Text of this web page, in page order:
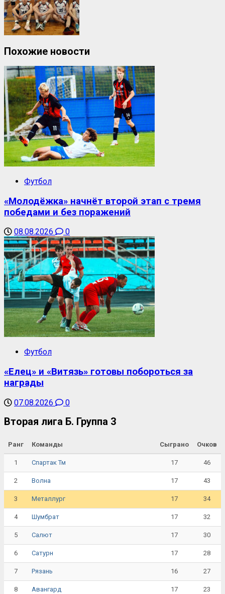
Похожие новости
Футбол
«Молодёжка» начнёт второй этап с тремя
победами и без поражений
08.08.2026 0
Футбол
«Елец» и «Витязь» готовы побороться за
награды
07.08.2026 0
Вторая лига Б. Группа 3
Ранг Команды Сыграно Очков
1 Спартак Тм 17 46
2 Волна 17 43
3 Металлург 17 34
4 Шумбрат 17 32
5 Салют 17 30
6 Сатурн 17 28
7 Рязань 16 27
8 Авангард 17 23